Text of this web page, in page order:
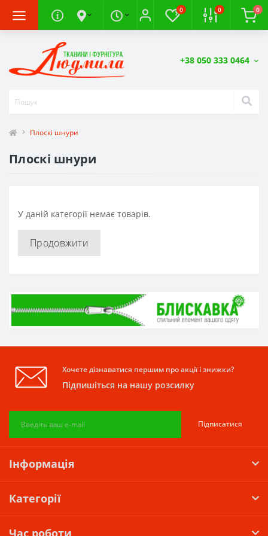
0 0 0
+38 050 333 0464
Плоскі шнури
Плоскі шнури
У даній категорії немає товарів.
Продовжити
Хочете дізнаватися першим про акції і знижки?
Підпишіться на нашу розсилку
Підписатися
Інформація
Категорії
Час роботи